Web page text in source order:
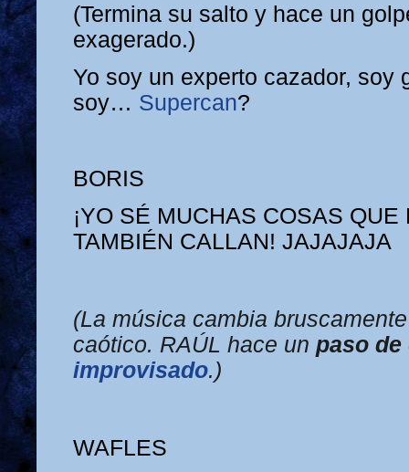
(Termina su salto y hace un
exagerado.)
Yo soy un experto cazador, soy
soy… Supercan?
BORIS
¡YO SÉ MUCHAS COSAS
TAMBIÉN CALLAN! JAJAJAJA
(La música cambia
caótico. RAÚL hace un paso de
improvisado.)
WAFLES